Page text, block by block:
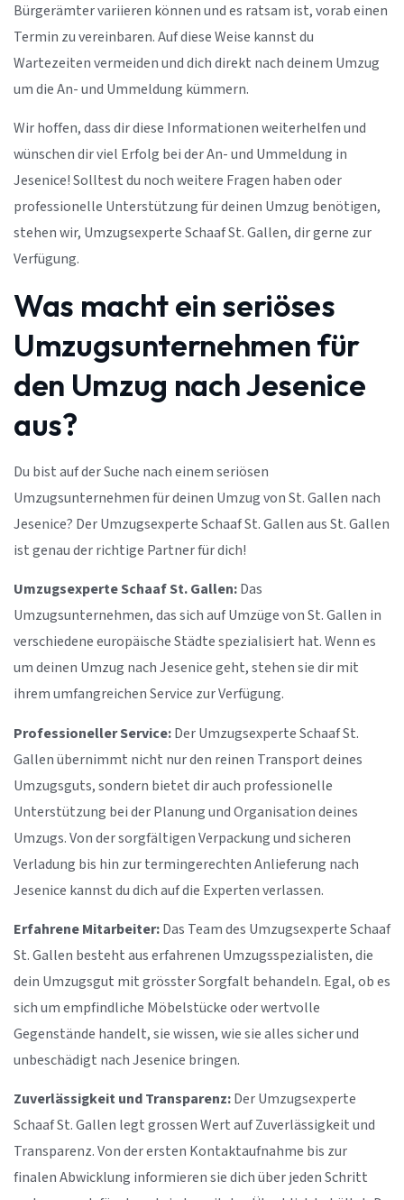
Bürgerämter variieren können und es ratsam ist, vorab einen
Termin zu vereinbaren. Auf diese Weise kannst du
Wartezeiten vermeiden und dich direkt nach deinem Umzug
um die An- und Ummeldung kümmern.
Wir hoffen, dass dir diese Informationen weiterhelfen und
wünschen dir viel Erfolg bei der An- und Ummeldung in
Jesenice! Solltest du noch weitere Fragen haben oder
professionelle Unterstützung für deinen Umzug benötigen,
stehen wir, Umzugsexperte Schaaf St. Gallen, dir gerne zur
Verfügung.
Was macht ein seriöses
Umzugsunternehmen für
den Umzug nach Jesenice
aus?
Du bist auf der Suche nach einem seriösen
Umzugsunternehmen für deinen Umzug von St. Gallen nach
Jesenice? Der Umzugsexperte Schaaf St. Gallen aus St. Gallen
ist genau der richtige Partner für dich!
Umzugsexperte Schaaf St. Gallen:Das
Umzugsunternehmen, das sich auf Umzüge von St. Gallen in
verschiedene europäische Städte spezialisiert hat. Wenn es
um deinen Umzug nach Jesenice geht, stehen sie dir mit
ihrem umfangreichen Service zur Verfügung.
Professioneller Service:Der Umzugsexperte Schaaf St.
Gallen übernimmt nicht nur den reinen Transport deines
Umzugsguts, sondern bietet dir auch professionelle
Unterstützung bei der Planung und Organisation deines
Umzugs. Von der sorgfältigen Verpackung und sicheren
Verladung bis hin zur termingerechten Anlieferung nach
Jesenice kannst du dich auf die Experten verlassen.
Erfahrene Mitarbeiter:Das Team des Umzugsexperte Schaaf
St. Gallen besteht aus erfahrenen Umzugsspezialisten, die
dein Umzugsgut mit grösster Sorgfalt behandeln. Egal, ob es
sich um empfindliche Möbelstücke oder wertvolle
Gegenstände handelt, sie wissen, wie sie alles sicher und
unbeschädigt nach Jesenice bringen.
Zuverlässigkeit und Transparenz:Der Umzugsexperte
Schaaf St. Gallen legt grossen Wert auf Zuverlässigkeit und
Transparenz. Von der ersten Kontaktaufnahme bis zur
finalen Abwicklung informieren sie dich über jeden Schritt